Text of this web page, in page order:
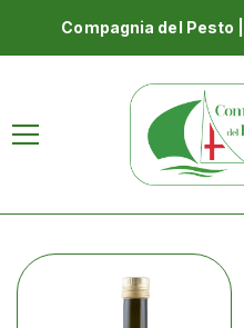
Compagnia del Pesto
Shop LA